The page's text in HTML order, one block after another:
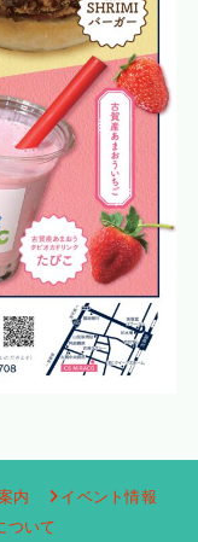
内
イベント情報
ついて